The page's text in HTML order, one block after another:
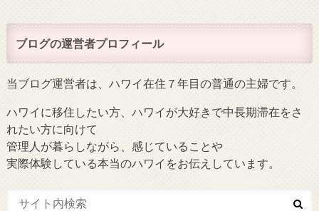
ブログの運営者プロフィール
当ブログ運営者は、ハワイ在住７年目の普通の主婦です。
ハワイに移住したい方、ハワイが大好きで中長期滞在をさ
れたい方に向けて
管理人が暮らしながら、感じていることや
実際体験している本当のハワイをお伝えしています。